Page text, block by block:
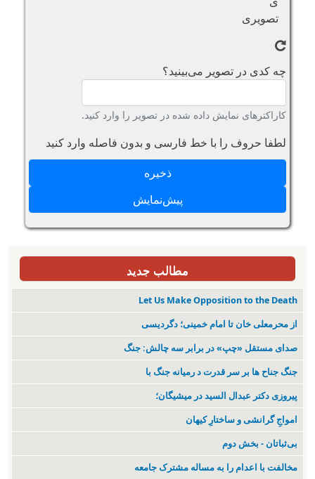
چه کدی در تصویر می‌بینید؟
کاراکترهای نمایش داده شده در تصویر را وارد کنید.
لطفا حروف را با خط فارسی و بدون فاصله وارد کنید
مطالب جدید
Let Us Make Opposition to the Death
از محرمعلی خان تا امام خمینی؛ دگردیسی
صدای مستقل «چپ» در برابر سه چالش: جنگ
جنگ جناح ها بر سر قدرت د رمیانە جنگ با
پیروزی دکتر عبدال السید در میشیگان؛
‌امواجِ گرانشی و ساختارِ کیهان
بی‌ثباتان - بخش دوم
مخالفت با اعدام را به مساله مشترک جامعه